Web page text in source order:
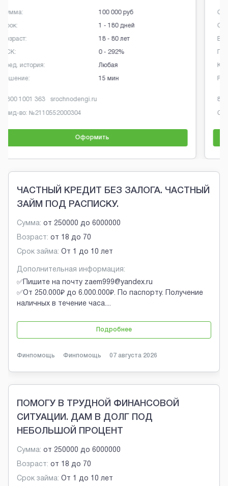
Возраст:
Кред. история:
Решение:
30 000 руб
6 - 60 дней
18 - 80 лет
291% - 292%
8 800 700 06 07 oneclickmoney.ru
Свид-во: №001503760007126
Оформить
Brobaza - Обычные объявления
ЧАСТНЫЙ КРЕДИТ БЕЗ ЗАЛОГА. ЧАСТНЫЙ
ЗАЙМ ПОД РАСПИСКУ.
Сумма: от 250000 до 6000000
Возраст: от 18 до 70
Срок займа: От 1 до 10 лет
Дополнительная информация:
✅Пишите на почту zaem999@yandex.ru
✅От 250.000₽ до 6.000.000₽. По паспорту. Получение
наличных в течение часа....
Подробнее
Финпомощь Финпомощь 07 августа 2026
ПОМОГУ В ТРУДНОЙ ФИНАНСОВОЙ
СИТУАЦИИ. ДАМ В ДОЛГ ПОД
НЕБОЛЬШОЙ ПРОЦЕНТ
Сумма: от 250000 до 6000000
Возраст: от 18 до 70
Срок займа: От 1 до 10 лет